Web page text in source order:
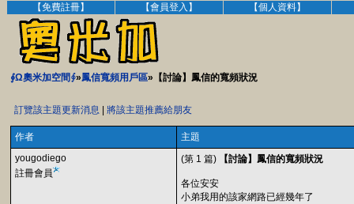
【免費註冊】 【會員登入】 【個人資料】
∮Ω奧米加空間∮»鳳信寬頻用戶區»【討論】鳳信的寬頻狀況
訂覽該主題更新消息 將該主題推薦給朋友
作者
主題
yougodiego
註冊會員
(第 1 篇) 【討論】鳳信的寬頻狀況
各位安安
小弟我用的該家網路已經幾年了